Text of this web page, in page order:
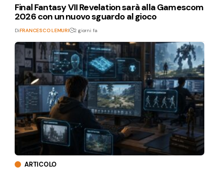
Final Fantasy VII Revelation sarà alla Gamescom
2026 con un nuovo sguardo al gioco
DiFRANCESCO LEMURI 2 giorni fa
ARTICOLO